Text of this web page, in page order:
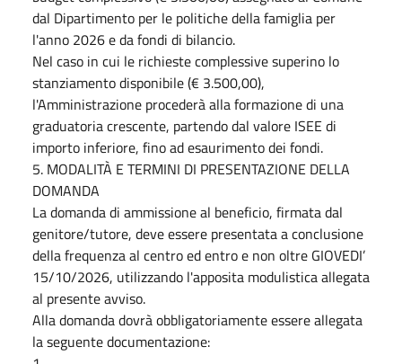
dal Dipartimento per le politiche della famiglia per
l'anno 2026 e da fondi di bilancio.
Nel caso in cui le richieste complessive superino lo
stanziamento disponibile (€ 3.500,00),
l'Amministrazione procederà alla formazione di una
graduatoria crescente, partendo dal valore ISEE di
importo inferiore, fino ad esaurimento dei fondi.
5. MODALITÀ E TERMINI DI PRESENTAZIONE DELLA
DOMANDA
La domanda di ammissione al beneficio, firmata dal
genitore/tutore, deve essere presentata a conclusione
della frequenza al centro ed entro e non oltre GIOVEDI’
15/10/2026, utilizzando l'apposita modulistica allegata
al presente avviso.
Alla domanda dovrà obbligatoriamente essere allegata
la seguente documentazione: